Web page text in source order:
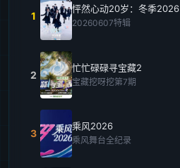
1
怦然心动20岁：冬季2026
20260607特辑
2
忙忙碌碌寻宝藏2
宝藏挖呀挖第7期
3
乘风2026
乘风舞台全纪录